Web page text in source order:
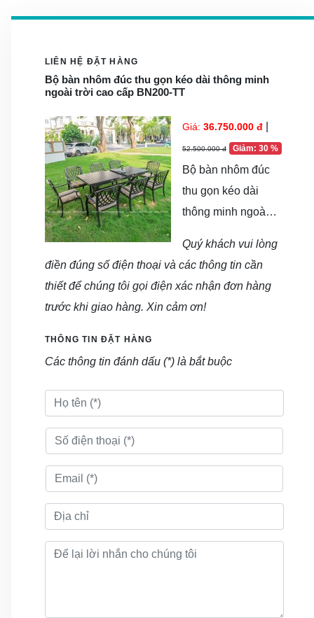
LIÊN HỆ ĐẶT HÀNG
Bộ bàn nhôm đúc thu gọn kéo dài thông minh
ngoài trời cao cấp BN200-TT
Giá: 36.750.000 đ
52.500.000 đ Giảm: 30 %
Bộ bàn nhôm đúc
thu gọn kéo dài
thông minh ngoài
BN200-TT là một
lựa chọn hoàn hảo
thiết kế tinh tế, chất
nhu cầu sử dụng
ngoài trời, từ sân
vườn, ban công
đến các khu vực
Quý khách vui lòng
điền đúng số điện thoại và các thông tin cần
thiết để chúng tôi gọi điện xác nhận đơn hàng
trước khi giao hàng. Xin cảm ơn!
THÔNG TIN ĐẶT HÀNG
Các thông tin đánh dấu (*) là bắt buộc